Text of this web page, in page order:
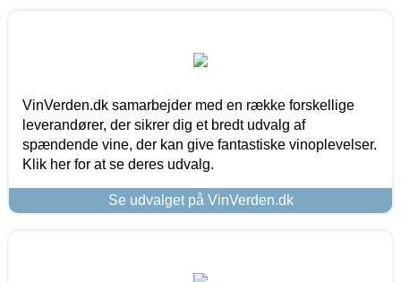
VinVerden.dk samarbejder med en række forskellige
leverandører, der sikrer dig et bredt udvalg af
spændende vine, der kan give fantastiske vinoplevelser.
Klik her for at se deres udvalg.
Se udvalget på VinVerden.dk